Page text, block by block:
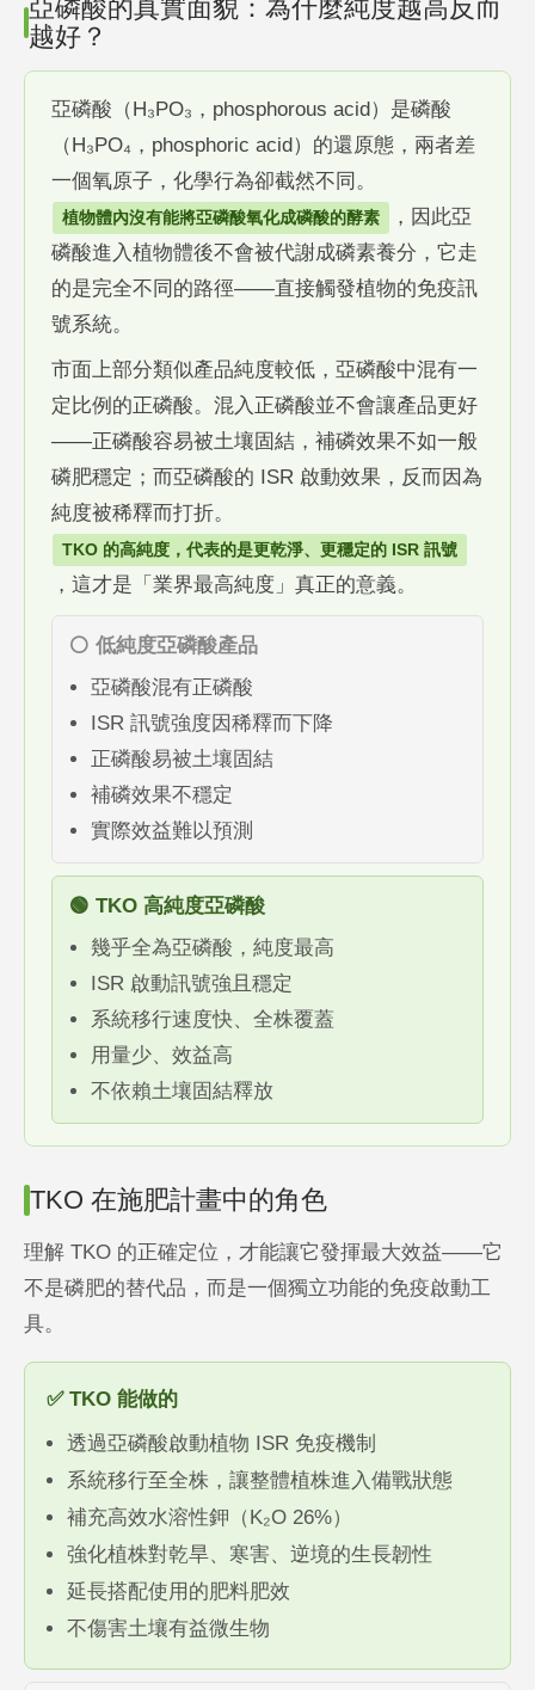
亞磷酸的真實面貌：為什麼純度越高反而
越好？
亞磷酸（H₃PO₃，phosphorous acid）是磷酸
（H₃PO₄，phosphoric acid）的還原態，兩者差
一個氧原子，化學行為卻截然不同。
植物體內沒有能將亞磷酸氧化成磷酸的酵素
，因此亞
磷酸進入植物體後不會被代謝成磷素養分，它走
的是完全不同的路徑——直接觸發植物的免疫訊
號系統。
市面上部分類似產品純度較低，亞磷酸中混有一
定比例的正磷酸。混入正磷酸並不會讓產品更好
——正磷酸容易被土壤固結，補磷效果不如一般
磷肥穩定；而亞磷酸的 ISR 啟動效果，反而因為
純度被稀釋而打折。
TKO 的高純度，代表的是更乾淨、更穩定的 ISR 訊號
，這才是「業界最高純度」真正的意義。
⚪ 低純度亞磷酸產品
亞磷酸混有正磷酸
ISR 訊號強度因稀釋而下降
正磷酸易被土壤固結
補磷效果不穩定
實際效益難以預測
🟢 TKO 高純度亞磷酸
幾乎全為亞磷酸，純度最高
ISR 啟動訊號強且穩定
系統移行速度快、全株覆蓋
用量少、效益高
不依賴土壤固結釋放
TKO 在施肥計畫中的角色
理解 TKO 的正確定位，才能讓它發揮最大效益——它
不是磷肥的替代品，而是一個獨立功能的免疫啟動工
具。
✅ TKO 能做的
透過亞磷酸啟動植物 ISR 免疫機制
系統移行至全株，讓整體植株進入備戰狀態
補充高效水溶性鉀（K₂O 26%）
強化植株對乾旱、寒害、逆境的生長韌性
延長搭配使用的肥料肥效
不傷害土壤有益微生物